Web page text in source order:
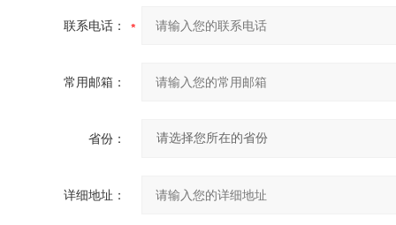
联系电话：
常用邮箱：
省份：
详细地址：